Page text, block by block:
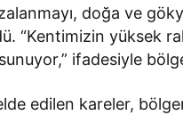
doğa ve
“Kentimizin yüksek
ifadesiyle
elde edilen kareler,